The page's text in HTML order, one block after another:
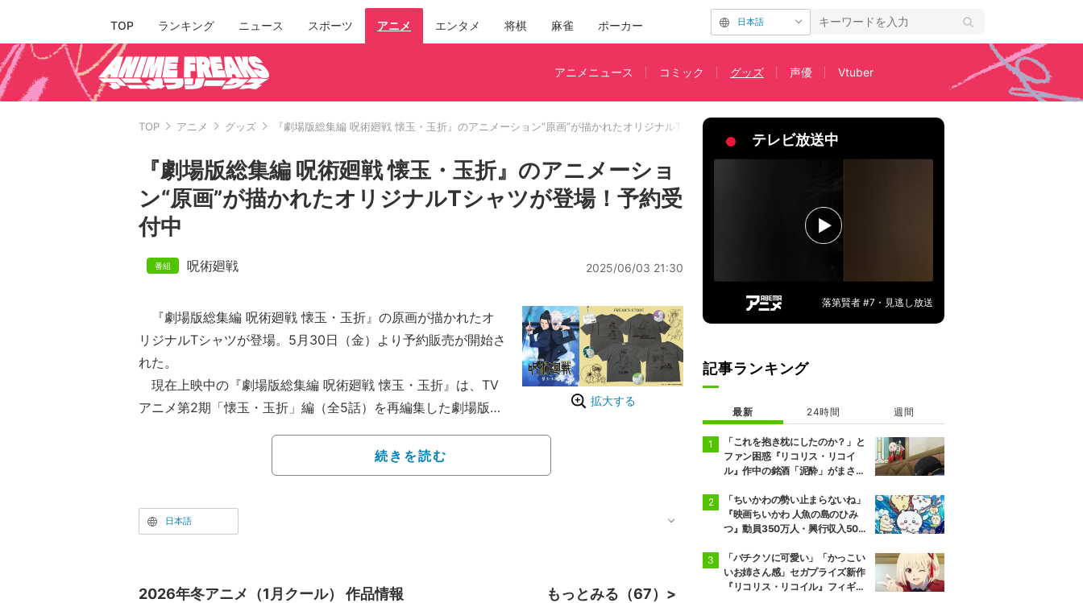
TOP ランキング ニュース スポーツ アニメ エンタメ 将棋 麻雀 ポーカー 日本語
アニメニュース コミック グッズ 声優 Vtuber
TOP アニメ グッズ 『劇場版総集編 呪術廻戦 懐玉・玉折』のアニメーション“原画”が描かれたオリジナルTシャツが登場！予約受付中
『劇場版総集編 呪術廻戦 懐玉・玉折』のアニメーショ
ン“原画”が描かれたオリジナルTシャツが登場！予約受
付中
呪術廻戦 2025/06/03 21:30
拡大する
『劇場版総集編 呪術廻戦 懐玉・玉折』の原画が描かれたオ
リジナルTシャツが登場。5月30日（金）より予約販売が開始さ
れた。
現在上映中の『劇場版総集編 呪術廻戦 懐玉・玉折』は、TV
アニメ第2期「懐玉・玉折」編（全5話）を再編集した劇場版作
ピグメント加工を施した古着のような風合いのFREAK'S STO
リントで、作中の様々なシーンのアニメーション”原画”をプリ
続きを読む
日本語
2026年冬アニメ（1月クール） 作品情報 もっとみる（67）
テレビ放送中
落第賢者 #7・見逃し放送
記事ランキング
最新 24時間 週間
「これを抱き枕にしたのか？」と
ファン困惑『リコリス・リコイ
ル』作中の銘酒「泥酔」がまさか
「ちいかわの勢い止まらないね」
『映画ちいかわ 人魚の島のひみ
つ』動員350万人・興行収入50億
「バチクソに可愛い」「かっこい
いお姉さん感」セガプライズ新作
『リコリス・リコイル』フィギュ